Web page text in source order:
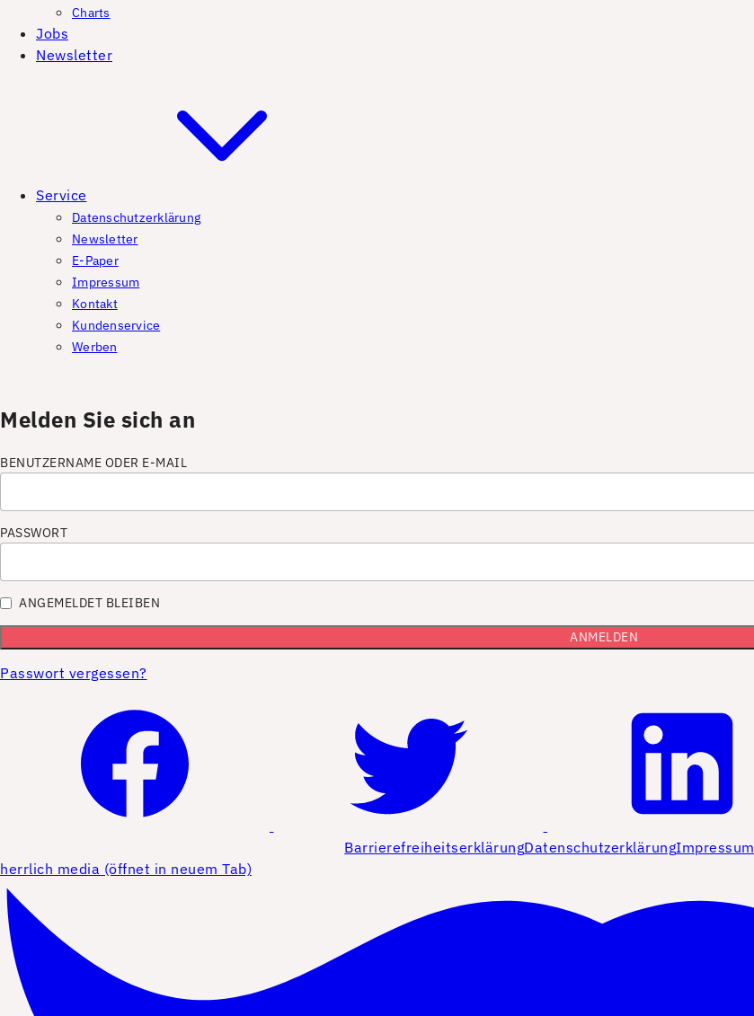
Charts
Jobs
Newsletter
Service
Datenschutzerklärung
Newsletter
E-Paper
Impressum
Kontakt
Kundenservice
Werben
Melden Sie sich an
BENUTZERNAME ODER E-MAIL
PASSWORT
ANGEMELDET BLEIBEN
Passwort vergessen?
BarrierefreiheitserklärungDatenschutzerklärungImpressum
herrlich media (öffnet in neuem Tab)